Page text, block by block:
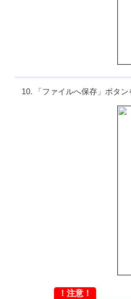
「ファイルへ保存」ボタ
！注意！